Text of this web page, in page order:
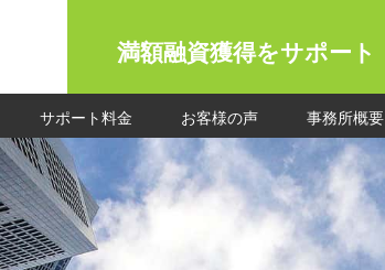
満額融資獲得をサポート
サポート料金 お客様の声 事務所概要